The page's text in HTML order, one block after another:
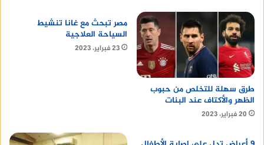
تعرف علىlifeline system
طرق سهلة للتخلص من حبوب
الظهر والأكتاف عند البنات
20 فبراير، 2023
مصر تبحث مع غانا تنشيط
السياحة العلاجية
23 فبراير، 2023